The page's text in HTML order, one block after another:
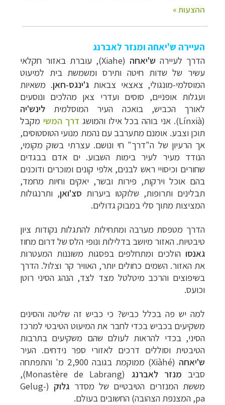
העיירה ש'יאחה ומנזר לאברנג
הדרך לעיירה ש'יאחה (
Xiahe
), עוברת באזור חקלאי
עשיר של שדות חיטה ותירס ומשמשת בית למיעוט
המוסלמי-מונגולי, צאצאי צבאות ג'ינגס-חאן. משאיות
ועגלות אופניים, סוסים ועדרי צאן מהלכים ונוסעים
לאורך
הכביש, בואכה העיר המוסלמית
לינש'יה
(Línxià). א
ני בוהה בכל אילו והמושג דרך המשי מקבל
תוכן וצבע. אומנם מתערבב עם נהמת מנועי הטוסטוסים,
אך הרעיון של ה"דרך" חי ונושם. עצרתי בשוק מקומי,
הנודד מעיר לעיר בימות השבוע. ים אדם בבגדים
שחורים וכיסויי ראש לבנים,אלפי קונים ומוכרים ודוכנים
בהם אוכל וירקות, פירות ובשר, יאקים וחיות מחמד,
תבלינים ותרופות, שלוקטו ביערות סצ'ואן, ותרנגולות
המציצות מתוך סלי במבוק גדולים.
הדרך מטפסת מערבה ומתחילות להתגלות נקודות ציון
טיבטיות.האזור מיושב בדלילותונופי הלסשל דרום מחוז
גאנסו הולכים ומתחלפים בפסגות משוננות המעטרות
את האזור.השמים כחולים יותר,האוויר קר וצלול. הדרך
בשיפוצים והרכב מיטלטל מצד לצד, הנהג הסיני רוטן
וכועס.
למה יש פה בכלל כביש? כי כביש זה שליטה והסינים
משקיעים בכביש בכדי לחבר אתהמיעוט הטיבטי למרכז
הסיני,בכדי להראות לעולם שהם משקיעים בתרבות
הטיבטית וסוללים דרכים לאזורי ספר נידחים. העיר
ש'יאחה (Xiàhé) ממוקמת בגובה ,900 מ' והתפתחה
סביב מנזר לאברנג (Monastère de Labrang),
מששתהמנזרים הטיבטיים של מסדר גלוק (
Gelug-
pa
, המצנפת הצהובה) החשובים בעולם.